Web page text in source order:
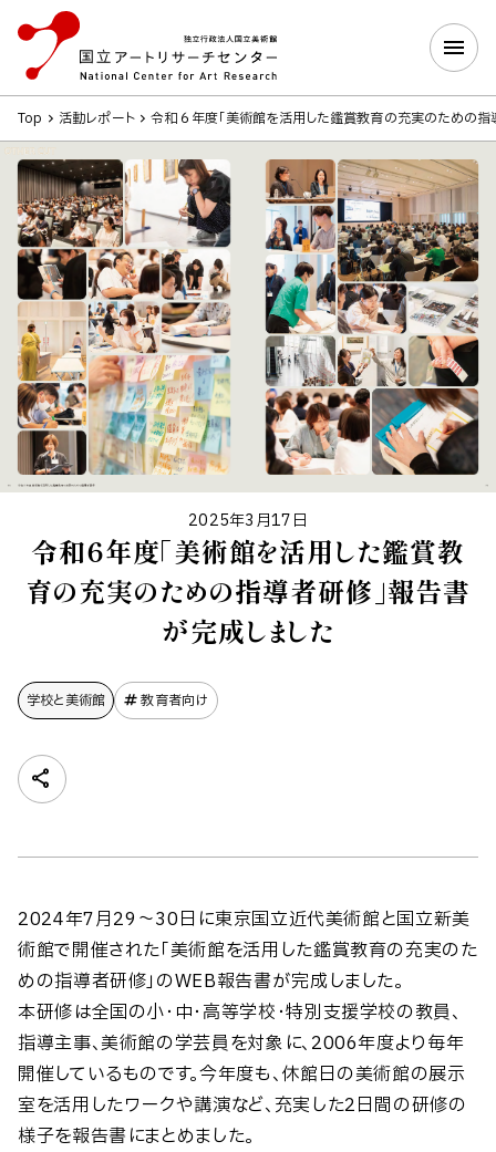
Top 活動レポート 令和６年度「美術館を活用した鑑賞教育の充実のための指
2025年3月17日
令和６年度「美術館を活用した鑑賞教
育の充実のための指導者研修」報告書
が完成しました
学校と美術館 教育者向け
2024年7月29～30日に東京国立近代美術館と国立新美
術館で開催された「美術館を活用した鑑賞教育の充実のた
めの指導者研修」のWEB報告書が完成しました。
本研修は全国の小・中・高等学校・特別支援学校の教員、
指導主事、美術館の学芸員を対象に、2006年度より毎年
開催しているものです。今年度も、休館日の美術館の展示
室を活用したワークや講演など、充実した2日間の研修の
様子を報告書にまとめました。